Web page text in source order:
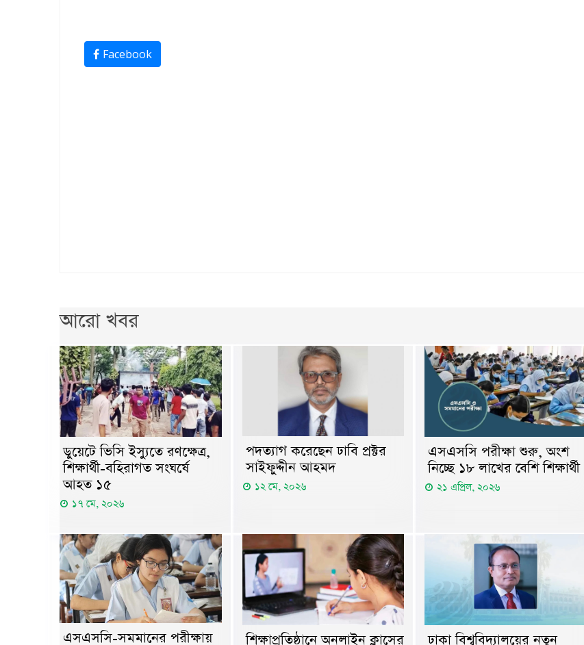
Facebook
আরো খবর
ডুয়েটে ভিসি ইস্যুতে রণক্ষেত্র,
শিক্ষার্থী-বহিরাগত সংঘর্ষে
আহত ১৫
১৭ মে, ২০২৬
পদত্যাগ করেছেন ঢাবি প্রক্টর
সাইফুদ্দীন আহমদ
১২ মে, ২০২৬
এসএসসি পরীক্ষা শুরু, অংশ
নিচ্ছে ১৮ লাখের বেশি শিক্ষার্থী
২১ এপ্রিল, ২০২৬
এসএসসি-সমমানের পরীক্ষায় শিক্ষাপ্রতিষ্ঠানে অনলাইন ক্লাসের ঢাকা বিশ্ববিদ্যালয়ের নতুন